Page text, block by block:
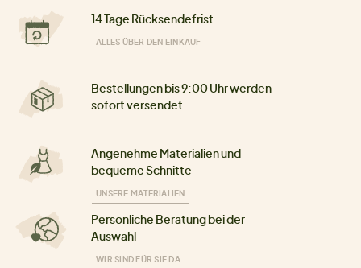
14 Tage Rücksendefrist
ALLES ÜBER DEN EINKAUF
Bestellungen bis 9:00 Uhr werden
sofort versendet
Angenehme Materialien und
bequeme Schnitte
UNSERE MATERIALIEN
Persönliche Beratung bei der
Auswahl
WIR SIND FÜR SIE DA